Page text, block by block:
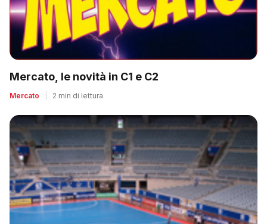
Mercato, le novità in C1 e C2
Mercato 2 min di lettura